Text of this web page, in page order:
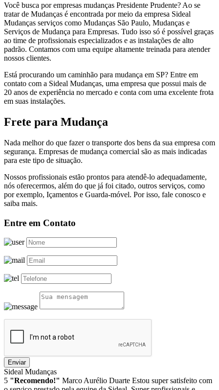
Você busca por empresas mudanças Presidente Prudente? Ao se
tratar de Mudanças é encontrada por meio da empresa Sideal
Mudanças serviços como Mudanças São Paulo, Mudanças e
Serviços de Mudança para Empresas. Tudo isso só é possível graças
ao time de profissionais especializados e as instalações de alto
padrão. Contamos com uma equipe altamente treinada para atender
nossos clientes.
Está procurando um caminhão para mudança em SP? Entre em
contato com a Sideal Mudanças, uma empresa que possui mais de
20 anos de experiência no mercado e conta com uma excelente frota
em suas instalações.
Frete para Mudança
Nada melhor do que fazer o transporte dos bens da sua empresa com
segurança. Empresas de mudança comercial são as mais indicadas
para este tipo de situação.
Nossos profissionais estão prontos para atendê-lo adequadamente,
nós oferecermos, além do que já foi citado, outros serviços, como
por exemplo, Içamentos e Guarda-móvel. Por isso, fale conosco e
saiba mais.
Entre em Contato
Enviar
Sideal Mudanças
5 "Recomendo!" Marco Aurélio Duarte Estou super satisfeito com